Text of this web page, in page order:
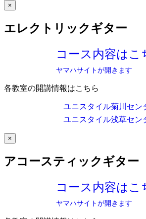
×
エレクトリックギター
コース内容はこ
ヤマハサイトが開きます
各教室の開講情報はこちら
ユニスタイル菊川セン
ユニスタイル浅草セン
×
アコースティックギター
コース内容はこ
ヤマハサイトが開きます